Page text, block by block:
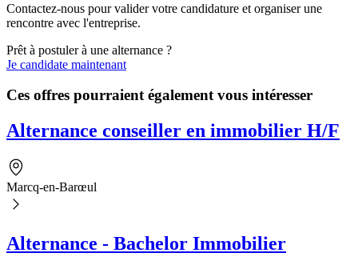
Contactez-nous pour valider votre candidature et organiser une
rencontre avec l'entreprise.
Prêt à postuler à une alternance ?
Je candidate maintenant
Ces offres pourraient également vous intéresser
Alternance conseiller en immobilier H/F
Marcq-en-Barœul
Alternance - Bachelor Immobilier